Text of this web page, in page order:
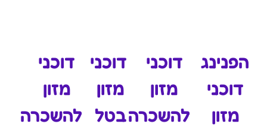
הפנינג
דוכני
מזון
דוכני
מזון
להשכרה
דוכני
מזון
בטל
דוכני
מזון
להשכרה